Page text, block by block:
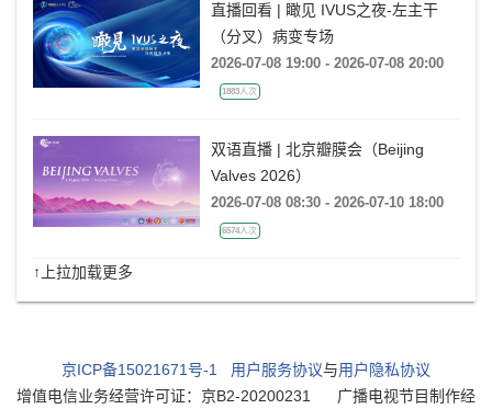
直播回看 | 瞰见 IVUS之夜-左主干
（分叉）病变专场
2026-07-08 19:00 - 2026-07-08 20:00
1883人次
双语直播 | 北京瓣膜会（Beijing
Valves 2026）
2026-07-08 08:30 - 2026-07-10 18:00
6574人次
↑上拉加载更多
京ICP备15021671号-1 用户服务协议与用户隐私协议
增值电信业务经营许可证：京B2-20200231
广播电视节目制作经